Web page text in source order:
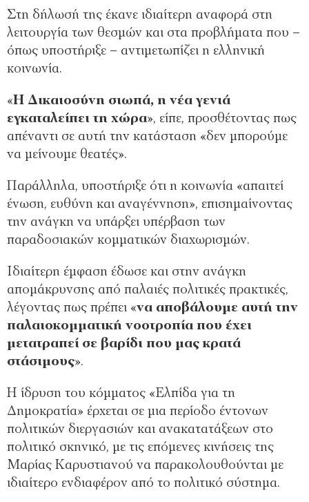
Στη δήλωσή της έκανε ιδιαίτερη αναφορά στη
λειτουργία των θεσμών και στα προβλήματα που –
όπως υποστήριξε – αντιμετωπίζει η ελληνική
κοινωνία.
«Η Δικαιοσύνη σιωπά, η νέα γενιά
εγκαταλείπει τη χώρα», είπε, προσθέτοντας πως
απέναντι σε αυτή την κατάσταση «δεν μπορούμε
να μείνουμε θεατές».
Παράλληλα, υποστήριξε ότι η κοινωνία «απαιτεί
ένωση, ευθύνη και αναγέννηση», επισημαίνοντας
την ανάγκη να υπάρξει υπέρβαση των
παραδοσιακών κομματικών διαχωρισμών.
Ιδιαίτερη έμφαση έδωσε και στην ανάγκη
απομάκρυνσης από παλαιές πολιτικές πρακτικές,
λέγοντας πως πρέπει «να αποβάλουμε αυτή την
παλαιοκομματική νοοτροπία που έχει
μετατραπεί σε βαρίδι που μας κρατά
στάσιμους».
Η ίδρυση του κόμματος «Ελπίδα για τη
Δημοκρατία» έρχεται σε μια περίοδο έντονων
πολιτικών διεργασιών και ανακατατάξεων στο
πολιτικό σκηνικό, με τις επόμενες κινήσεις της
Μαρίας Καρυστιανού να παρακολουθούνται με
ιδιαίτερο ενδιαφέρον από το πολιτικό σύστημα.